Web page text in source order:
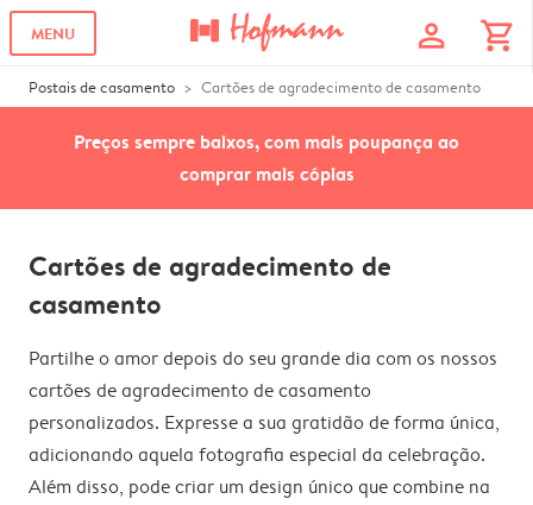
MENU profile shopping_cart
Postais de casamento Cartões de agradecimento de casamento
Preços sempre baixos, com mais poupança ao
comprar mais cópias
Cartões de agradecimento de
casamento
Partilhe o amor depois do seu grande dia com os nossos
cartões de agradecimento de casamento
personalizados. Expresse a sua gratidão de forma única,
adicionando aquela fotografia especial da celebração.
Além disso, pode criar um design único que combine na